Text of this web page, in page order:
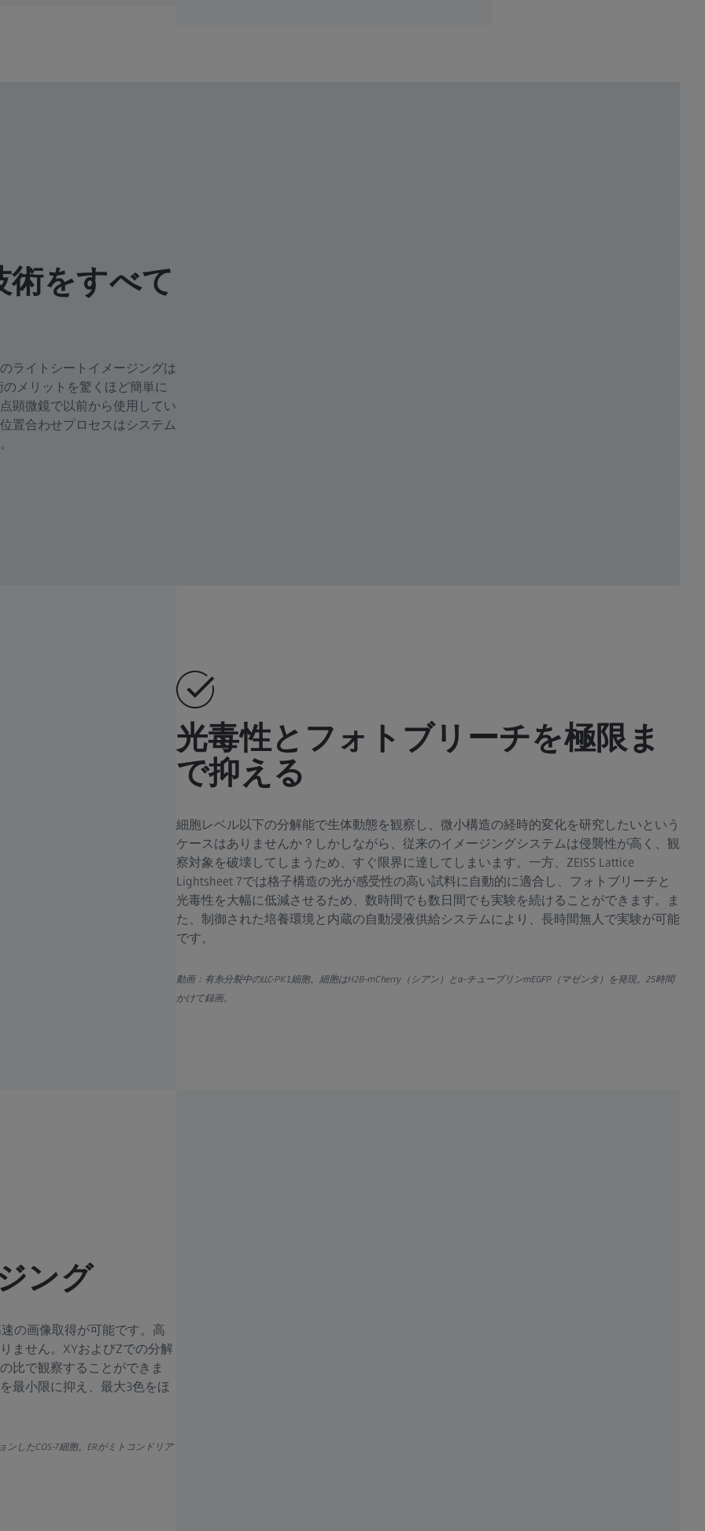
をすべて
ライトシートイメージングは
メリットを驚くほど簡単に
顕微鏡で以前から使用してい
置合わせプロセスはシステム
光毒性とフォトブリーチを極限ま
で抑える
細胞レベル以下の分解能で生体動態を観察し、微小構造の経時的変化を研究したいという
ケースはありませんか？しかしながら、従来のイメージングシステムは侵襲性が高く、観
察対象を破壊してしまうため、すぐ限界に達してしまいます。一方、ZEISS Lattice
Lightsheet 7では格子構造の光が感受性の高い試料に自動的に適合し、フォトブリーチと
光毒性を大幅に低減させるため、数時間でも数日間でも実験を続けることができます。ま
た、制御された培養環境と内蔵の自動浸液供給システムにより、長時間無人で実験が可能
です。
動画：有糸分裂中のLLC-PK1細胞。細胞はH2B-mCherry（シアン）とα-チューブリンmEGFP（マゼンタ）を発現。25時間
かけて録画。
ング
の画像取得が可能です。高
ません。XYおよびZでの分解
比で観察することができま
最小限に抑え、最大3色をほ
したCOS-7細胞。ERがミトコンドリア